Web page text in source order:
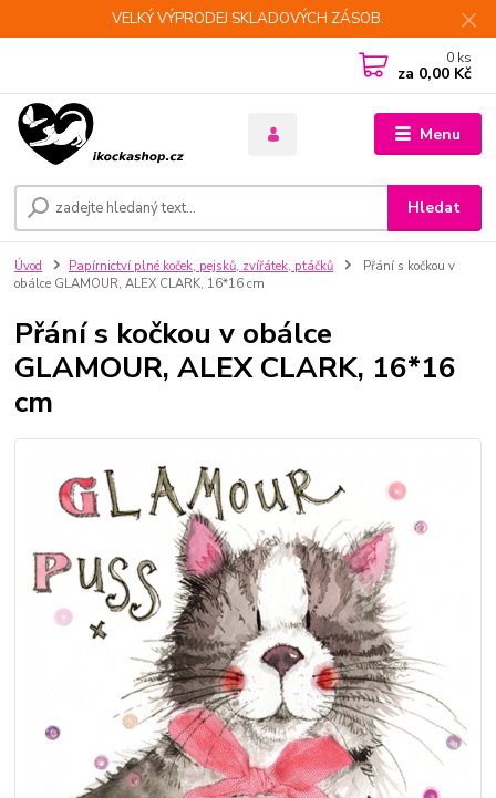
VELKÝ VÝPRODEJ SKLADOVÝCH ZÁSOB.
Menu
Hledat
0 ks
za 0,00 Kč
Úvod Papírnictví plné koček, pejsků, zvířátek, ptáčků
Přání s kočkou v
obálce GLAMOUR, ALEX CLARK, 16*16 cm
Přání s kočkou v obálce
GLAMOUR, ALEX CLARK, 16*16
cm